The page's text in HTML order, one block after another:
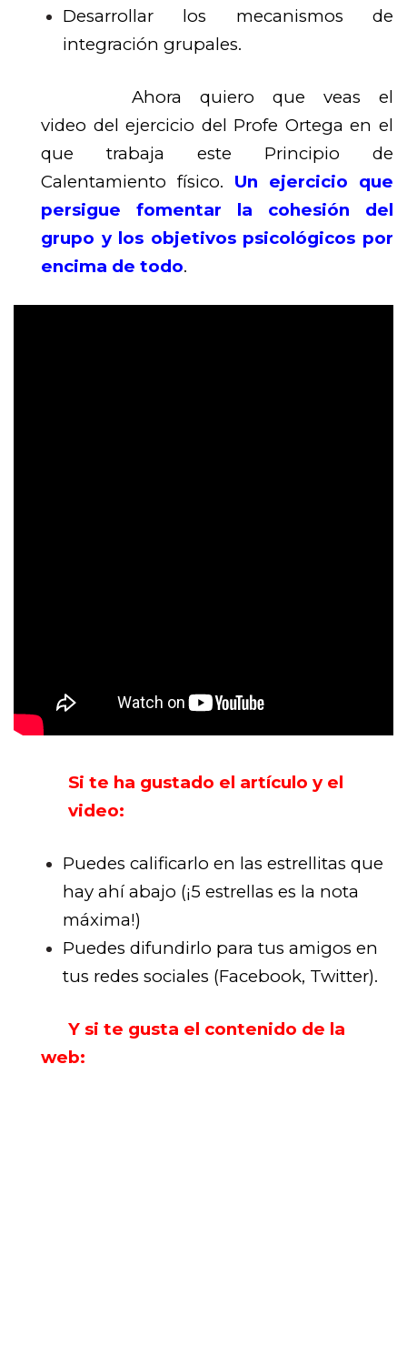
Desarrollar los mecanismos de
integración grupales.
Ahora quiero que veas el
video del ejercicio del Profe Ortega en el
que trabaja este Principio de
Calentamiento físico. Un ejercicio que
persigue fomentar la cohesión del
grupo y los objetivos psicológicos por
encima de todo.
Si te ha gustado el artículo y el
video:
Puedes calificarlo en las estrellitas que
hay ahí abajo (¡5 estrellas es la nota
máxima!)
Puedes difundirlo para tus amigos en
tus redes sociales (Facebook, Twitter).
Y si te gusta el contenido de la
web: